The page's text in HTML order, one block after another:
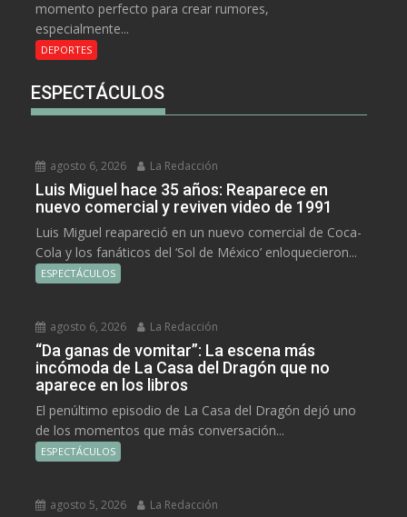
momento perfecto para crear rumores,
especialmente...
DEPORTES
ESPECTÁCULOS
agosto 6, 2026 La Redacción
Luis Miguel hace 35 años: Reaparece en
nuevo comercial y reviven video de 1991
Luis Miguel reapareció en un nuevo comercial de Coca-
Cola y los fanáticos del ‘Sol de México’ enloquecieron...
ESPECTÁCULOS
agosto 6, 2026 La Redacción
“Da ganas de vomitar”: La escena más
incómoda de La Casa del Dragón que no
aparece en los libros
El penúltimo episodio de La Casa del Dragón dejó uno
de los momentos que más conversación...
ESPECTÁCULOS
agosto 5, 2026 La Redacción